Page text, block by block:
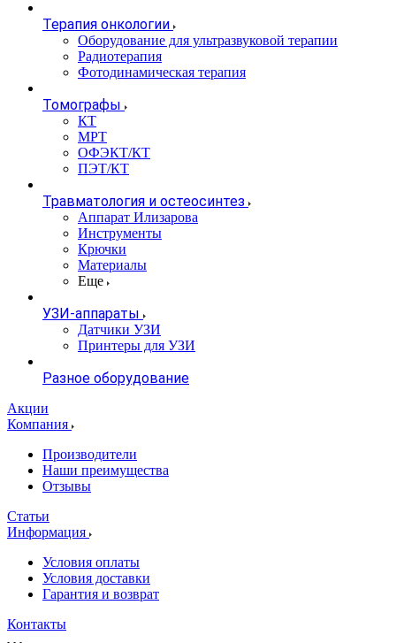
Терапия онкологии
Оборудование для ультразвуковой терапии
Радиотерапия
Фотодинамическая терапия
Томографы
КТ
МРТ
ОФЭКТ/КТ
ПЭТ/КТ
Травматология и остеосинтез
Аппарат Илизарова
Инструменты
Крючки
Материалы
Еще
УЗИ-аппараты
Датчики УЗИ
Принтеры для УЗИ
Разное оборудование
Акции
Компания
Производители
Наши преимущества
Отзывы
Статьи
Информация
Условия оплаты
Условия доставки
Гарантия и возврат
Контакты